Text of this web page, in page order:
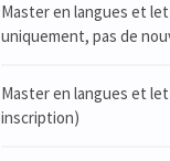
Master en langues et
uniquement, pas de
Master en langues et
inscription)